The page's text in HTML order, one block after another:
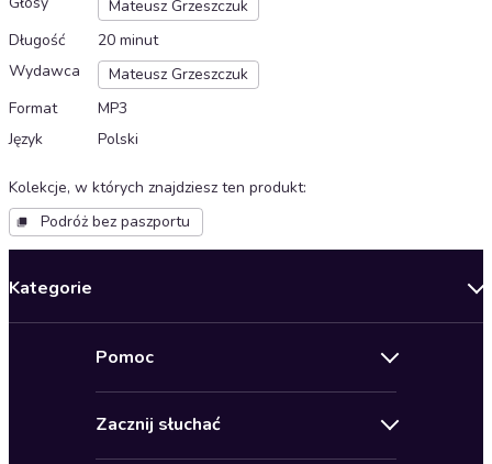
Mateusz Grzeszczuk
Długość
20 minut
Wydawca
Mateusz Grzeszczuk
Format
MP3
Język
Polski
Kolekcje, w których znajdziesz ten produkt:
Podróż bez paszportu
Kategorie
Pomoc
Pomoc
Zacznij słuchać